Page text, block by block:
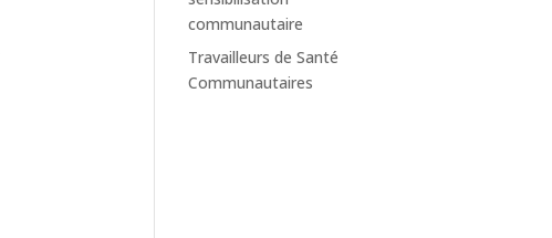
communautaire
Travailleurs de Santé
Communautaires